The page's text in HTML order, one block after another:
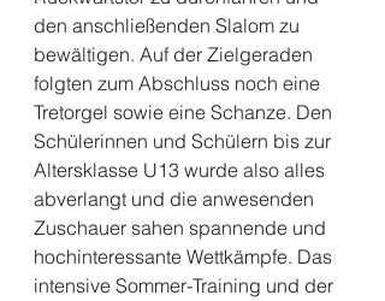
den anschließenden Slalom zu
bewältigen. Auf der Zielgeraden
folgten zum Abschluss noch eine
Tretorgel sowie eine Schanze. Den
Schülerinnen und Schülern bis zur
Altersklasse U13 wurde also alles
abverlangt und die anwesenden
Zuschauer sahen spannende und
hochinteressante Wettkämpfe. Das
intensive Sommer-Training und der